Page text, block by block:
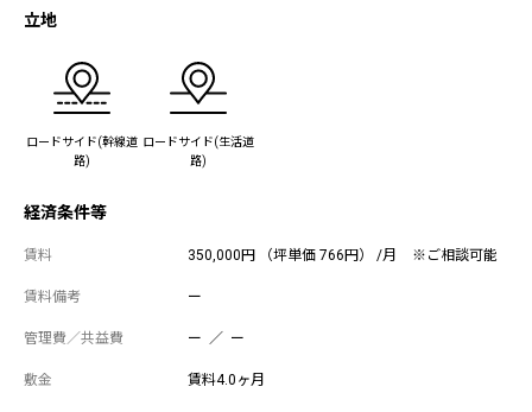
立地
ロードサイド(幹線道
路)
ロードサイド(生活道
路)
経済条件等
賃料 350,000円 （坪単価 766円） /月 ※ご相談可能
賃料備考 ー
管理費／共益費 ー ／ ー
敷金 賃料4.0ヶ月